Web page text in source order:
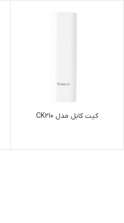
کیت کابل مدل CK210